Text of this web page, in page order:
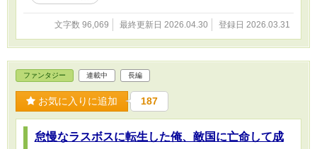
文字数 96,069 最終更新日 2026.04.30 登録日 2026.03.31
ファンタジー 連載中 長編
お気に入りに追加 187
怠慢なラスボスに転生した俺、敵国に亡命して成